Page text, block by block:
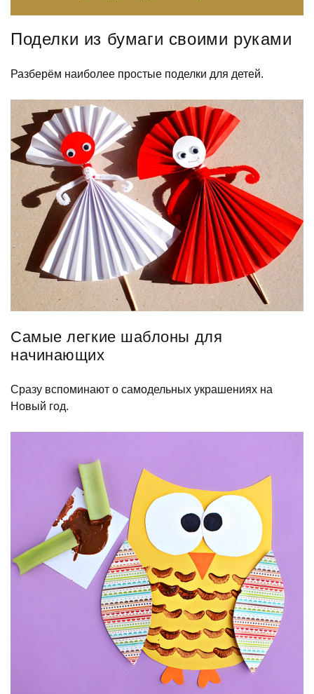
Поделки из бумаги своими руками
Разберём наиболее простые поделки для детей.
Самые легкие шаблоны для
начинающих
Сразу вспоминают о самодельных украшениях на
Новый год.